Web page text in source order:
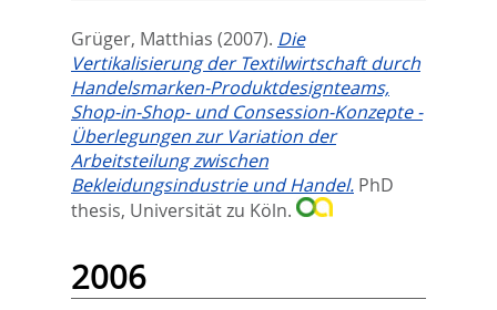
Grüger, Matthias (2007). Die
Vertikalisierung der Textilwirtschaft durch
Handelsmarken-Produktdesignteams,
Shop-in-Shop- und Consession-Konzepte -
Überlegungen zur Variation der
Arbeitsteilung zwischen
Bekleidungsindustrie und Handel. PhD
thesis, Universität zu Köln.
2006